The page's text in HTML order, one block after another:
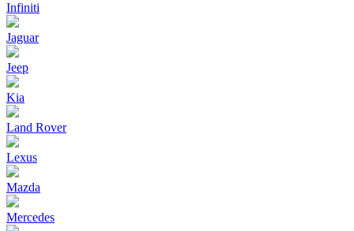
Infiniti
Jaguar
Jeep
Kia
Land Rover
Lexus
Mazda
Mercedes